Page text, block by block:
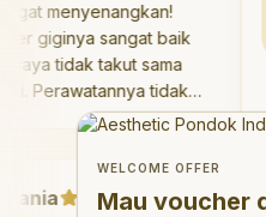
Sangat menyenangkan!
Dokter giginya sangat baik
dan saya tidak takut sama
sekali. Perawatannya tidak
sakit, dan saya bisa bermain
Saya suka pergi ke dokter
gigi sekarang!"
Welcome Offer
Mau voucher diskon
WELCOME OFFER
Mau voucher